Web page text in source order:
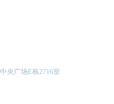
央广场E栋2716室